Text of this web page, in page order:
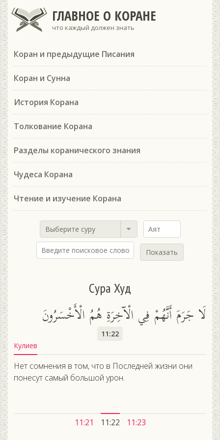
ГЛАВНОЕ О КОРАНЕ
что каждый должен знать
Коран и предыдущие Писания
Коран и Сунна
История Корана
Толкование Корана
Разделы коранического знания
Чудеса Корана
Чтение и изучение Корана
Выберите суру
Показать
Сура Худ
لَا جَرَمَ أَنَّهُمْ فِي الْآخِرَةِ هُمُ الْأَخْسَرُونَ
11:22
Кулиев
Нет сомнения в том, что в Последней жизни они
понесут самый большой урон.
11:21 11:22 11:23